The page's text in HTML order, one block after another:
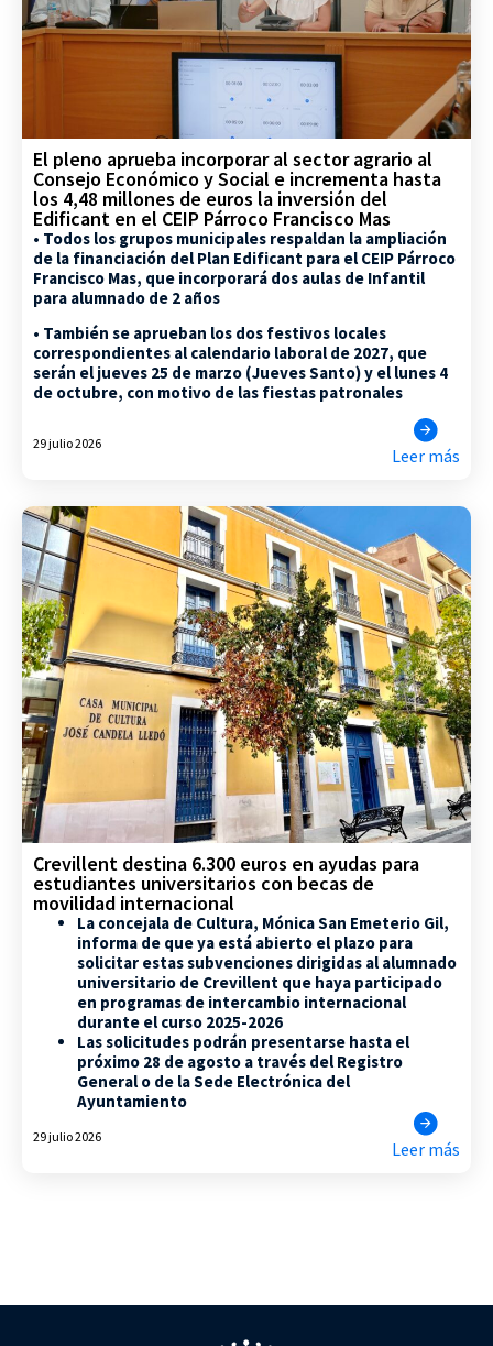
El pleno aprueba incorporar al sector agrario al
Consejo Económico y Social e incrementa hasta
los 4,48 millones de euros la inversión del
Edificant en el CEIP Párroco Francisco Mas
• Todos los grupos municipales respaldan la ampliación
de la financiación del Plan Edificant para el CEIP Párroco
Francisco Mas, que incorporará dos aulas de Infantil
para alumnado de 2 años
• También se aprueban los dos festivos locales
correspondientes al calendario laboral de 2027, que
serán el jueves 25 de marzo (Jueves Santo) y el lunes 4
de octubre, con motivo de las fiestas patronales
29 julio 2026
Leer más
Crevillent destina 6.300 euros en ayudas para
estudiantes universitarios con becas de
movilidad internacional
La concejala de Cultura, Mónica San Emeterio Gil,
informa de que ya está abierto el plazo para
solicitar estas subvenciones dirigidas al alumnado
universitario de Crevillent que haya participado
en programas de intercambio internacional
durante el curso 2025-2026
Las solicitudes podrán presentarse hasta el
próximo 28 de agosto a través del Registro
General o de la Sede Electrónica del
Ayuntamiento
29 julio 2026
Leer más